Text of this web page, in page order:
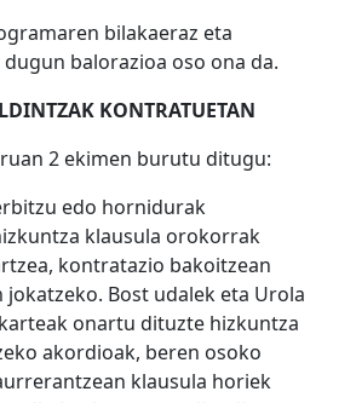
bilakaeraz eta
balorazioa oso ona da.
KONTRATUETAN
2 ekimen burutu ditugu:
edo hornidurak
klausula orokorrak
kontratazio bakoitzean
Bost udalek eta Urola
onartu dituzte hizkuntza
akordioak, beren osoko
klausula horiek